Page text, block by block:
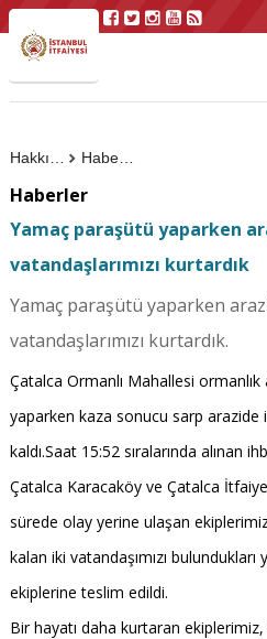
Haberler
Haberler
Yamaç paraşütü yaparken
vatandaşlarımızı kurtardık
Yamaç paraşütü yaparken
vatandaşlarımızı kurtardık.
Çatalca Ormanlı Mahallesi
yaparken kaza sonucu sarp arazide
kaldı.Saat 15:52 sıralarında alınan
Çatalca Karacaköy ve Çatalca
sürede olay yerine ulaşan
kalan iki vatandaşımızı bulundukları
ekiplerine teslim edildi.
Bir hayatı daha kurtaran